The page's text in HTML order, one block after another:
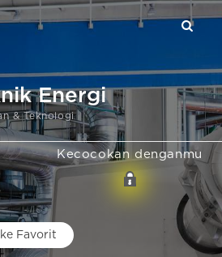
Energi
& Teknologi
Kecocokan denganmu
Favorit